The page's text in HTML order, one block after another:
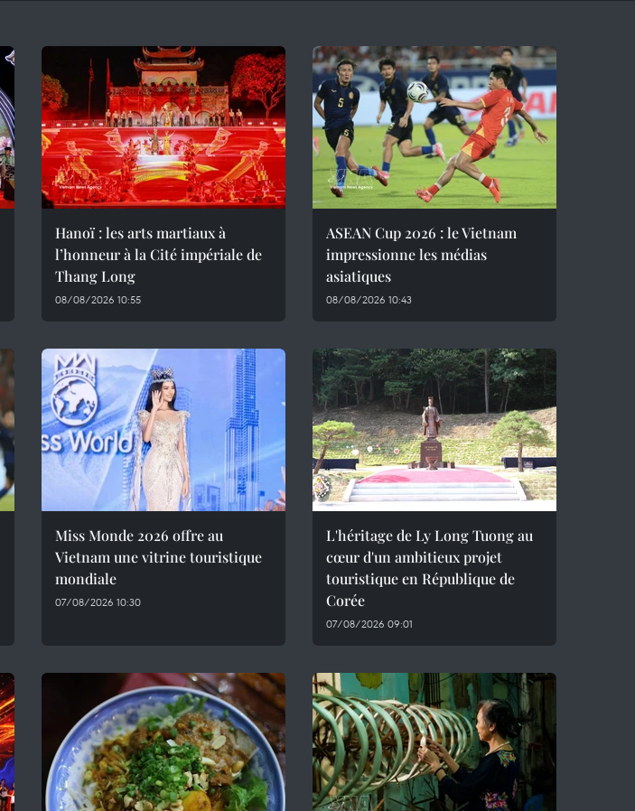
Hanoï : les arts martiaux à
l’honneur à la Cité impériale de
Thang Long
08/08/2026 10:55
ASEAN Cup 2026 : le Vietnam
impressionne les médias
asiatiques
08/08/2026 10:43
Miss Monde 2026 offre au
Vietnam une vitrine touristique
mondiale
07/08/2026 10:30
L'héritage de Ly Long Tuong au
cœur d'un ambitieux projet
touristique en République de
Corée
07/08/2026 09:01